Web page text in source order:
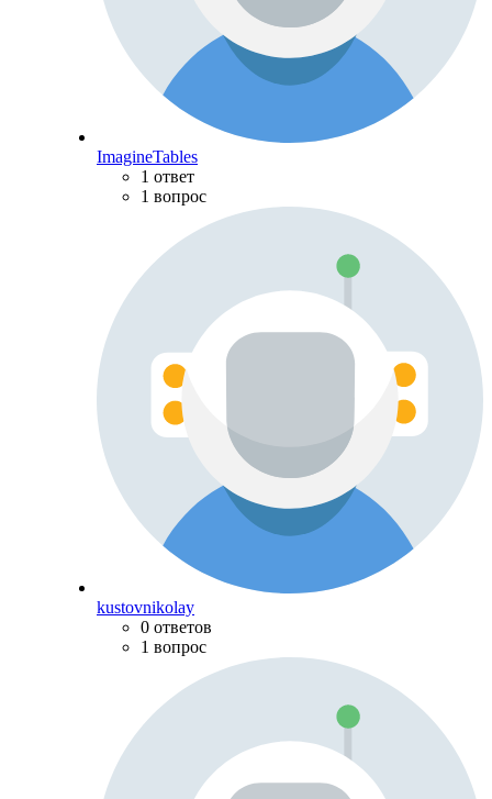
ImagineTables
1 ответ
1 вопрос
kustovnikolay
0 ответов
1 вопрос